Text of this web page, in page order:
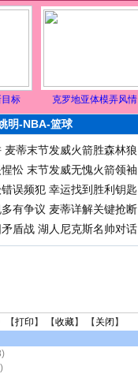
标 克罗地亚体模弄风情
明-NBA-篮球
麦蒂末节发威火箭胜森林狼
忪 末节发威无愧火箭领袖
误频犯 幸运找到胜利钥匙
有争议 麦蒂详解关键抢断
盾战 湖人尼克斯名帅对话
【打印 】 【收藏】 【 关闭 】